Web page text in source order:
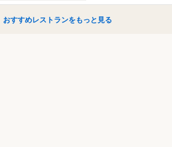
おすすめレストランをもっと見る